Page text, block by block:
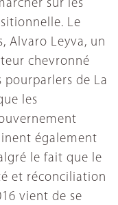
sur les
Le
Alvaro Leyva, un
chevronné
pourparlers de La
les
également
le fait que le
et réconciliation
vient de se